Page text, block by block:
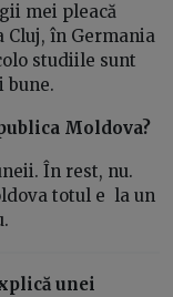
mei pleacă
Cluj, în Germania
studiile sunt
bune.
Moldova?
În rest, nu.
totul e la un
unei